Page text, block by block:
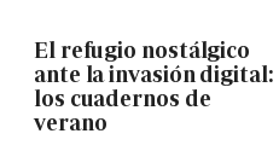
El refugio nostálgico
ante la invasión digital:
los cuadernos de
verano